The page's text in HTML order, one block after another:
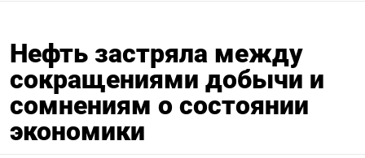
Нефть застряла между
сокращениями добычи и
сомнениям о состоянии
экономики